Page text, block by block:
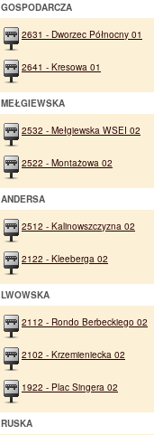
GOSPODARCZA
2631 - Dworzec Północny 01
2641 - Kresowa 01
MEŁGIEWSKA
2532 - Mełgiewska WSEI 02
2522 - Montażowa 02
ANDERSA
2512 - Kalinowszczyzna 02
2122 - Kleeberga 02
LWOWSKA
2112 - Rondo Berbeckiego 02
2102 - Krzemieniecka 02
1922 - Plac Singera 02
RUSKA